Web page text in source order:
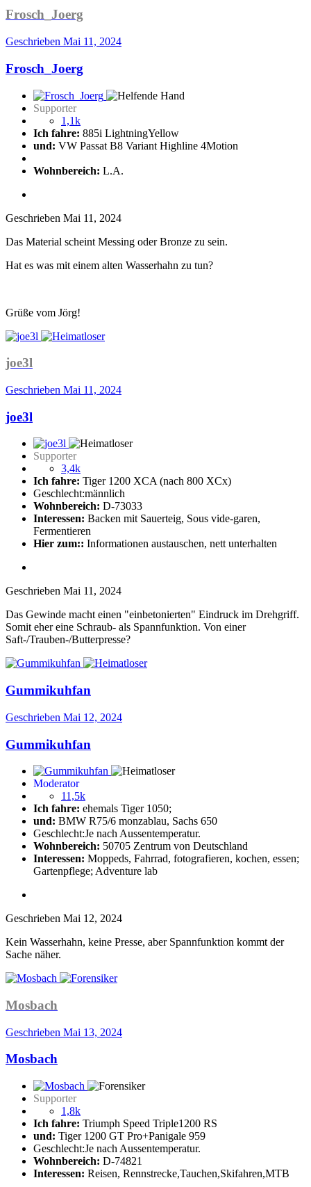
Frosch_Joerg
Geschrieben Mai 11, 2024
Frosch_Joerg
Supporter
1,1k
Ich fahre: 885i LightningYellow
und: VW Passat B8 Variant Highline 4Motion
Wohnbereich: L.A.
Geschrieben Mai 11, 2024
Das Material scheint Messing oder Bronze zu sein.
Hat es was mit einem alten Wasserhahn zu tun?
Grüße vom Jörg!
joe3l
Geschrieben Mai 11, 2024
joe3l
Supporter
3,4k
Ich fahre: Tiger 1200 XCA (nach 800 XCx)
Geschlecht:männlich
Wohnbereich: D-73033
Interessen: Backen mit Sauerteig, Sous vide-garen,
Fermentieren
Hier zum:: Informationen austauschen, nett unterhalten
Geschrieben Mai 11, 2024
Das Gewinde macht einen "einbetonierten" Eindruck im Drehgriff.
Somit eher eine Schraub- als Spannfunktion. Von einer
Saft-/Trauben-/Butterpresse?
Gummikuhfan
Geschrieben Mai 12, 2024
Gummikuhfan
Moderator
11,5k
Ich fahre: ehemals Tiger 1050;
und: BMW R75/6 monzablau, Sachs 650
Geschlecht:Je nach Aussentemperatur.
Wohnbereich: 50705 Zentrum von Deutschland
Interessen: Moppeds, Fahrrad, fotografieren, kochen, essen;
Gartenpflege; Adventure lab
Geschrieben Mai 12, 2024
Kein Wasserhahn, keine Presse, aber Spannfunktion kommt der
Sache näher.
Mosbach
Geschrieben Mai 13, 2024
Mosbach
Supporter
1,8k
Ich fahre: Triumph Speed Triple1200 RS
und: Tiger 1200 GT Pro+Panigale 959
Geschlecht:Je nach Aussentemperatur.
Wohnbereich: D-74821
Interessen: Reisen, Rennstrecke,Tauchen,Skifahren,MTB